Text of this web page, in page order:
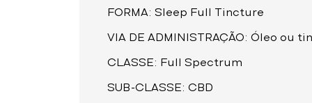
FORMA: Sleep Full Tincture
VIA DE ADMINISTRAÇÃO: Óleo ou
CLASSE: Full Spectrum
SUB-CLASSE: CBD